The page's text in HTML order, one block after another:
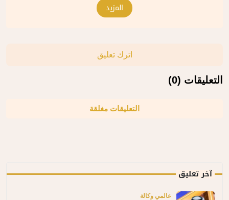
المزيد
اترك تعليق
التعليقات (0)
التعليقات مغلقة
آخر تعليق
عالمي وكالة